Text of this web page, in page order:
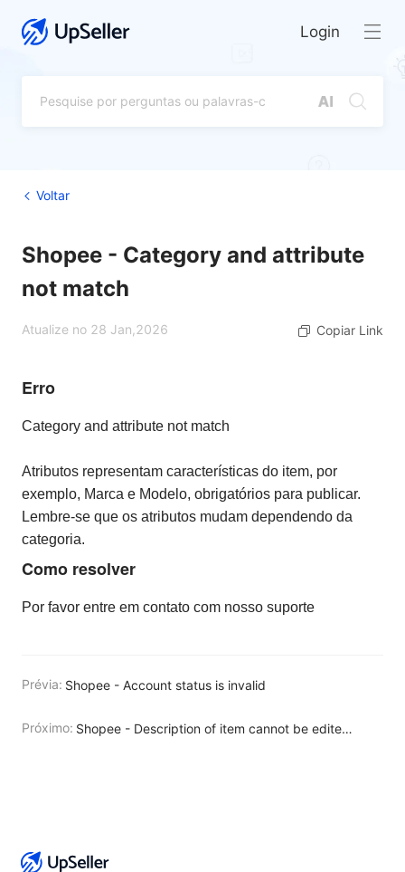
Login
Voltar
Shopee - Category and attribute
not match
Atualize no 28 Jan,2026 Copiar Link
Erro
Category and attribute not match
Atributos representam características do item, por
exemplo, Marca e Modelo, obrigatórios para publicar.
Lembre-se que os atributos mudam dependendo da
categoria.
Como resolver
Por favor entre em contato com nosso suporte
Prévia: Shopee - Account status is invalid
Próximo: Shopee - Description of item cannot be edited when item is under promotion